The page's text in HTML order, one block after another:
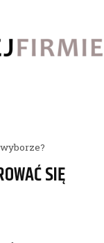
SIĘ